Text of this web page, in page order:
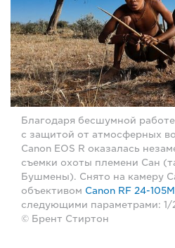
Благодаря бесшумной
с защитой от атмосферных
Canon EOS R оказалась
съемки охоты племени Сан
Бушмены). Снято на камеру
объективом Canon RF 24-
следующими параметрами: 1/
© Брент Стиртон